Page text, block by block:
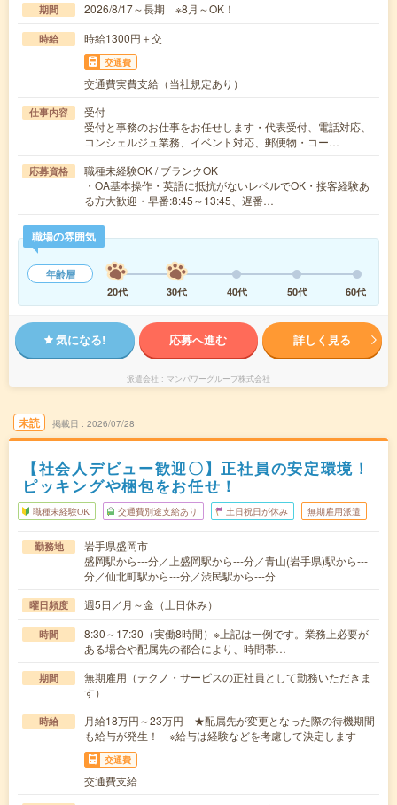
期間 2026/8/17～長期 ※8月～OK！
時給 時給1300円＋交
交通費
交通費実費支給（当社規定あり）
仕事内容
受付
受付と事務のお仕事をお任せします・代表受付、電話対応、
コンシェルジュ業務、イベント対応、郵便物・コー…
応募資格
職種未経験OK / ブランクOK
・OA基本操作・英語に抵抗がないレベルでOK・接客経験あ
る方大歓迎・早番:8:45～13:45、遅番…
職場の雰囲気
年齢層
20代
30代 40代 50代 60代
気になる! 応募へ進む 詳しく見る
派遣会社 マンパワーグループ株式会社
未読 掲載日 2026/07/28
【社会人デビュー歓迎〇】正社員の安定環境！
ピッキングや梱包をお任せ！
職種未経験OK 交通費別途支給あり 土日祝日が休み 無期雇用派遣
勤務地
岩手県盛岡市
盛岡駅から---分／上盛岡駅から---分／青山(岩手県)駅から---
分／仙北町駅から---分／渋民駅から---分
曜日頻度 週5日／月～金（土日休み）
時間
8:30～17:30（実働8時間）※上記は一例です。業務上必要が
ある場合や配属先の都合により、時間帯…
期間
無期雇用（テクノ・サービスの正社員として勤務いただきま
す）
時給
月給18万円～23万円 ★配属先が変更となった際の待機期間
も給与が発生！ ※給与は経験などを考慮して決定します
交通費
交通費支給